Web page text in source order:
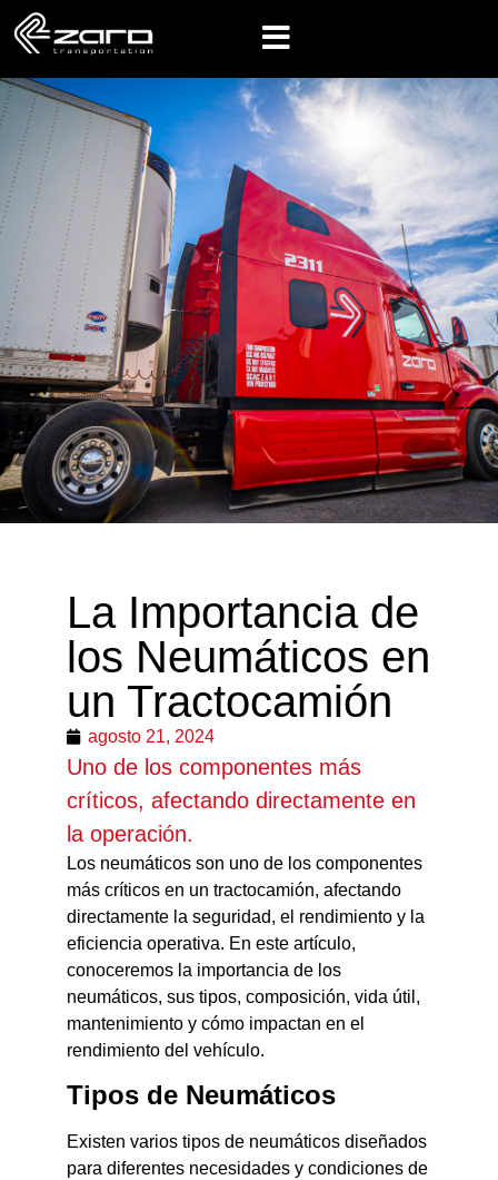
La Importancia de
los Neumáticos en
un Tractocamión
agosto 21, 2024
Uno de los componentes más
críticos, afectando directamente en
la operación.
Los neumáticos son uno de los componentes
más críticos en un tractocamión, afectando
directamente la seguridad, el rendimiento y la
eficiencia operativa. En este artículo,
conoceremos la importancia de los
neumáticos, sus tipos, composición, vida útil,
mantenimiento y cómo impactan en el
rendimiento del vehículo.
Tipos de Neumáticos
Existen varios tipos de neumáticos diseñados
para diferentes necesidades y condiciones de